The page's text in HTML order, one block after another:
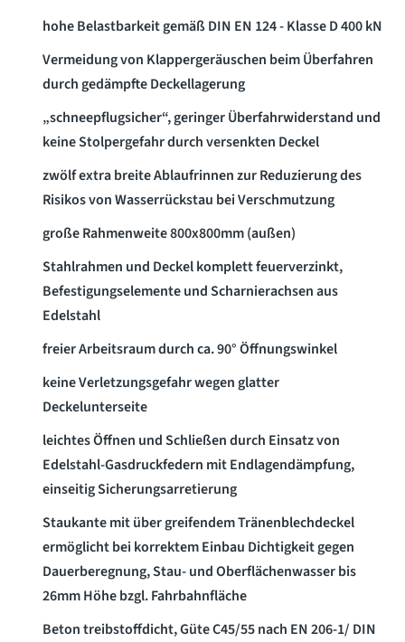
hohe Belastbarkeit gemäß DIN EN 124 - Klasse D 400 kN
Vermeidung von Klappergeräuschen beim Überfahren
durch gedämpfte Deckellagerung
„schneepflugsicher“, geringer Überfahrwiderstand und
keine Stolpergefahr durch versenkten Deckel
zwölf extra breite Ablaufrinnen zur Reduzierung des
Risikos von Wasserrückstau bei Verschmutzung
große Rahmenweite 800x800mm (außen)
Stahlrahmen und Deckel komplett feuerverzinkt,
Befestigungselemente und Scharnierachsen aus
Edelstahl
freier Arbeitsraum durch ca. 90° Öffnungswinkel
keine Verletzungsgefahr wegen glatter
Deckelunterseite
leichtes Öffnen und Schließen durch Einsatz von
Edelstahl-Gasdruckfedern mit Endlagendämpfung,
einseitig Sicherungsarretierung
Staukante mit über greifendem Tränenblechdeckel
ermöglicht bei korrektem Einbau Dichtigkeit gegen
Dauerberegnung, Stau- und Oberflächenwasser bis
26mm Höhe bzgl. Fahrbahnfläche
Beton treibstoffdicht, Güte C45/55 nach EN 206-1/ DIN